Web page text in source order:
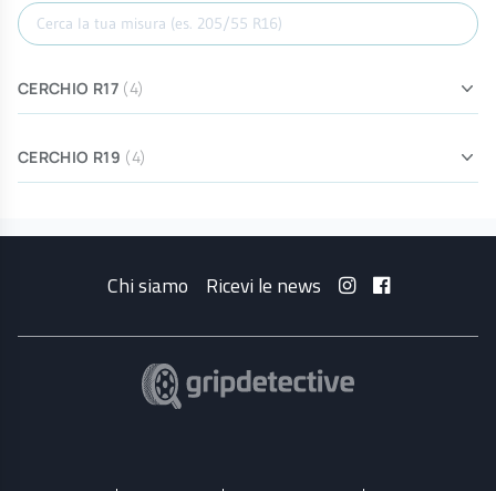
Cerca misura
CERCHIO R17 (4)
CERCHIO R19 (4)
Chi siamo Ricevi le news